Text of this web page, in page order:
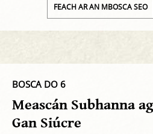
FEACH AR AN MBOSCA SEO
BOSCA DO 6
Meascán Subhanna
Gan Siúcre